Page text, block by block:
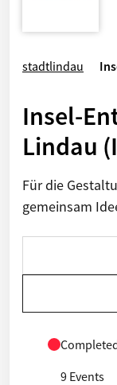
stadtlindau
Insel-
Lindau
Für die
gemeinsam
9 Events